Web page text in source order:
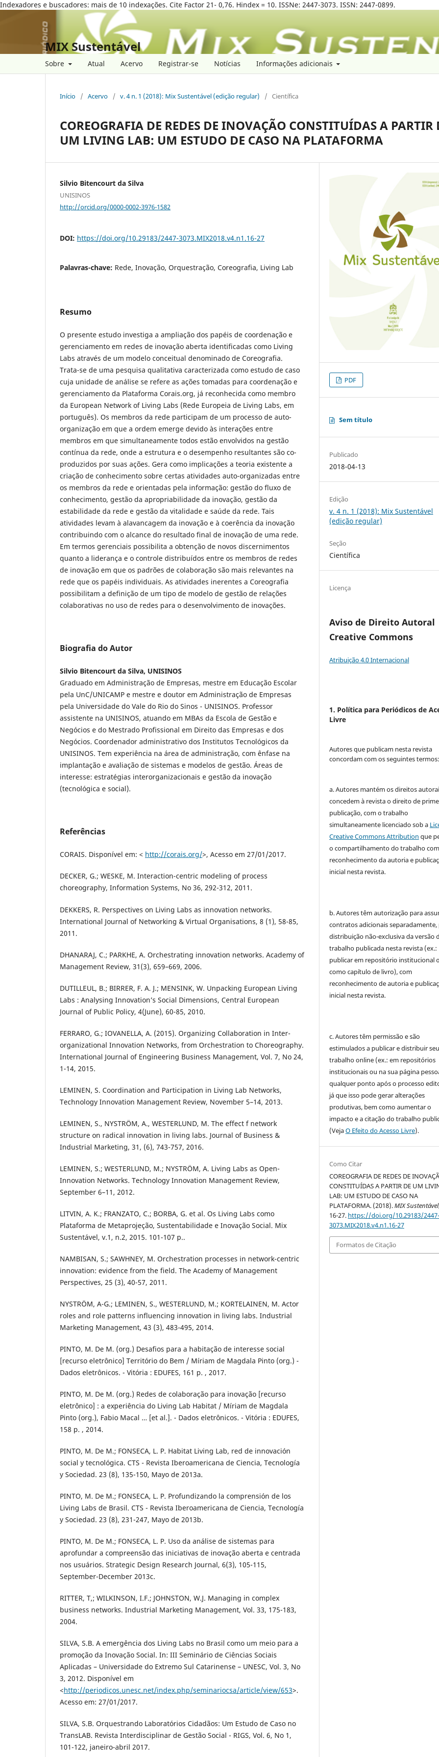
Indexadores e buscadores: mais de 10 indexações. Cite Factor 21- 0,76. Hindex = 10. ISSNe: 2447-3073. ISSN: 2447-0899.
MIX Sustentável
Sobre Atual Acervo Registrar-se Notícias Informações adicionais
Início / Acervo / v. 4 n. 1 (2018): Mix Sustentável (edição regular) / Científica
COREOGRAFIA DE REDES DE INOVAÇÃO CONSTITUÍDAS A PARTIR
UM LIVING LAB: UM ESTUDO DE CASO NA PLATAFORMA
Silvio Bitencourt da Silva
UNISINOS
http://orcid.org/0000-0002-3976-1582
DOI: https://doi.org/10.29183/2447-3073.MIX2018.v4.n1.16-27
Palavras-chave: Rede, Inovação, Orquestração, Coreografia, Living Lab
Resumo
O presente estudo investiga a ampliação dos papéis de coordenação e
gerenciamento em redes de inovação aberta identificadas como Living
Labs através de um modelo conceitual denominado de Coreografia.
Trata-se de uma pesquisa qualitativa caracterizada como estudo de caso
cuja unidade de análise se refere as ações tomadas para coordenação e
gerenciamento da Plataforma Corais.org, já reconhecida como membro
da European Network of Living Labs (Rede Europeia de Living Labs, em
português). Os membros da rede participam de um processo de auto-
organização em que a ordem emerge devido às interações entre
membros em que simultaneamente todos estão envolvidos na gestão
contínua da rede, onde a estrutura e o desempenho resultantes são co-
produzidos por suas ações. Gera como implicações a teoria existente a
criação de conhecimento sobre certas atividades auto-organizadas entre
os membros da rede e orientadas pela informação: gestão do fluxo de
conhecimento, gestão da apropriabilidade da inovação, gestão da
estabilidade da rede e gestão da vitalidade e saúde da rede. Tais
atividades levam à alavancagem da inovação e à coerência da inovação
contribuindo com o alcance do resultado final de inovação de uma rede.
Em termos gerenciais possibilita a obtenção de novos discernimentos
quanto a liderança e o controle distribuídos entre os membros de redes
de inovação em que os padrões de colaboração são mais relevantes na
rede que os papéis individuais. As atividades inerentes a Coreografia
possibilitam a definição de um tipo de modelo de gestão de relações
colaborativas no uso de redes para o desenvolvimento de inovações.
Biografia do Autor
Silvio Bitencourt da Silva, UNISINOS
Graduado em Administração de Empresas, mestre em Educação Escolar
pela UnC/UNICAMP e mestre e doutor em Administração de Empresas
pela Universidade do Vale do Rio do Sinos - UNISINOS. Professor
assistente na UNISINOS, atuando em MBAs da Escola de Gestão e
Negócios e do Mestrado Profissional em Direito das Empresas e dos
Negócios. Coordenador administrativo dos Institutos Tecnológicos da
UNISINOS. Tem experiência na área de administração, com ênfase na
implantação e avaliação de sistemas e modelos de gestão. Áreas de
interesse: estratégias interorganizacionais e gestão da inovação
(tecnológica e social).
Referências
CORAIS. Disponível em: < http://corais.org/>, Acesso em 27/01/2017.
DECKER, G.; WESKE, M. Interaction-centric modeling of process
choreography, Information Systems, No 36, 292-312, 2011.
DEKKERS, R. Perspectives on Living Labs as innovation networks.
International Journal of Networking & Virtual Organisations, 8 (1), 58-85,
2011.
DHANARAJ, C.; PARKHE, A. Orchestrating innovation networks. Academy of
Management Review, 31(3), 659–669, 2006.
DUTILLEUL, B.; BIRRER, F. A. J.; MENSINK, W. Unpacking European Living
Labs : Analysing Innovation’s Social Dimensions, Central European
Journal of Public Policy, 4(June), 60-85, 2010.
FERRARO, G.; IOVANELLA, A. (2015). Organizing Collaboration in Inter-
organizational Innovation Networks, from Orchestration to Choreography.
International Journal of Engineering Business Management, Vol. 7, No 24,
1-14, 2015.
LEMINEN, S. Coordination and Participation in Living Lab Networks,
Technology Innovation Management Review, November 5–14, 2013.
LEMINEN, S., NYSTRÖM, A., WESTERLUND, M. The effect f network
structure on radical innovation in living labs. Journal of Business &
Industrial Marketing, 31, (6), 743-757, 2016.
LEMINEN, S.; WESTERLUND, M.; NYSTRÖM, A. Living Labs as Open-
Innovation Networks. Technology Innovation Management Review,
September 6–11, 2012.
LITVIN, A. K.; FRANZATO, C.; BORBA, G. et al. Os Living Labs como
Plataforma de Metaprojeção, Sustentabilidade e Inovação Social. Mix
Sustentável, v.1, n.2, 2015. 101-107 p..
NAMBISAN, S.; SAWHNEY, M. Orchestration processes in network-centric
innovation: evidence from the field. The Academy of Management
Perspectives, 25 (3), 40-57, 2011.
NYSTRÖM, A-G.; LEMINEN, S., WESTERLUND, M.; KORTELAINEN, M. Actor
roles and role patterns influencing innovation in living labs. Industrial
Marketing Management, 43 (3), 483-495, 2014.
PINTO, M. De M. (org.) Desafios para a habitação de interesse social
[recurso eletrônico] Território do Bem / Míriam de Magdala Pinto (org.) -
Dados eletrônicos. - Vitória : EDUFES, 161 p. , 2017.
PINTO, M. De M. (org.) Redes de colaboração para inovação [recurso
eletrônico] : a experiência do Living Lab Habitat / Míriam de Magdala
Pinto (org.), Fabio Macal … [et al.]. - Dados eletrônicos. - Vitória : EDUFES,
158 p. , 2014.
PINTO, M. De M.; FONSECA, L. P. Habitat Living Lab, red de innovación
social y tecnológica. CTS - Revista Iberoamericana de Ciencia, Tecnología
y Sociedad. 23 (8), 135-150, Mayo de 2013a.
PINTO, M. De M.; FONSECA, L. P. Profundizando la comprensión de los
Living Labs de Brasil. CTS - Revista Iberoamericana de Ciencia, Tecnología
y Sociedad. 23 (8), 231-247, Mayo de 2013b.
PINTO, M. De M.; FONSECA, L. P. Uso da análise de sistemas para
aprofundar a compreensão das iniciativas de inovação aberta e centrada
nos usuários. Strategic Design Research Journal, 6(3), 105-115,
September-December 2013c.
RITTER, T,; WILKINSON, I.F.; JOHNSTON, W.J. Managing in complex
business networks. Industrial Marketing Management, Vol. 33, 175-183,
2004.
SILVA, S.B. A emergência dos Living Labs no Brasil como um meio para a
promoção da Inovação Social. In: III Seminário de Ciências Sociais
Aplicadas – Universidade do Extremo Sul Catarinense – UNESC, Vol. 3, No
3, 2012. Disponível em
<http://periodicos.unesc.net/index.php/seminariocsa/article/view/653>.
Acesso em: 27/01/2017.
SILVA, S.B. Orquestrando Laboratórios Cidadãos: Um Estudo de Caso no
TransLAB. Revista Interdisciplinar de Gestão Social - RIGS, Vol. 6, No 1,
101-122, janeiro-abril 2017.
PDF
Sem título
Publicado
2018-04-13
Edição
v. 4 n. 1 (2018): Mix Sustentável
(edição regular)
Seção
Científica
Licença
Aviso de Direito Autoral
Creative Commons
Atribuição 4.0 Internacional
1. Política para Periódicos de
Livre
Autores que publicam nesta revista
concordam com os seguintes termos:
a. Autores mantém os direitos
concedem à revista o direito de
publicação, com o trabalho
simultaneamente licenciado sob a
Creative Commons Attribution que
o compartilhamento do trabalho com
reconhecimento da autoria e
inicial nesta revista.
b. Autores têm autorização para
contratos adicionais separadamente,
distribuição não-exclusiva da versão
trabalho publicada nesta revista (ex.:
publicar em repositório institucional
como capítulo de livro), com
reconhecimento de autoria e
inicial nesta revista.
c. Autores têm permissão e são
estimulados a publicar e distribuir seu
trabalho online (ex.: em repositórios
institucionais ou na sua página
qualquer ponto após o processo
já que isso pode gerar alterações
produtivas, bem como aumentar o
impacto e a citação do trabalho
(VejaO Efeito do Acesso Livre).
Como Citar
COREOGRAFIA DE REDES DE
CONSTITUÍDAS A PARTIR DE UM
LAB: UM ESTUDO DE CASO NA
PLATAFORMA. (2018).MIX Sustentável
16-27. https://doi.org/10.29183/2447-
3073.MIX2018.v4.n1.16-27
Formatos de Citação